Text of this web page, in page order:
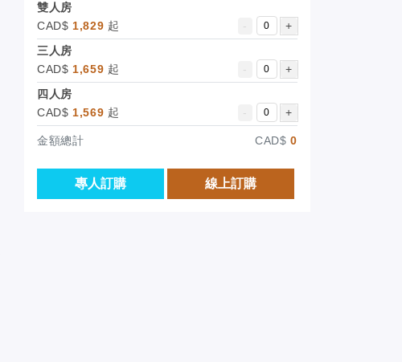
雙人房
CAD$ 1,829 起 -
+
三人房
CAD$ 1,659 起 -
+
四人房
CAD$ 1,569 起 - +
金額總計 CAD$0
專人訂購 線上訂購